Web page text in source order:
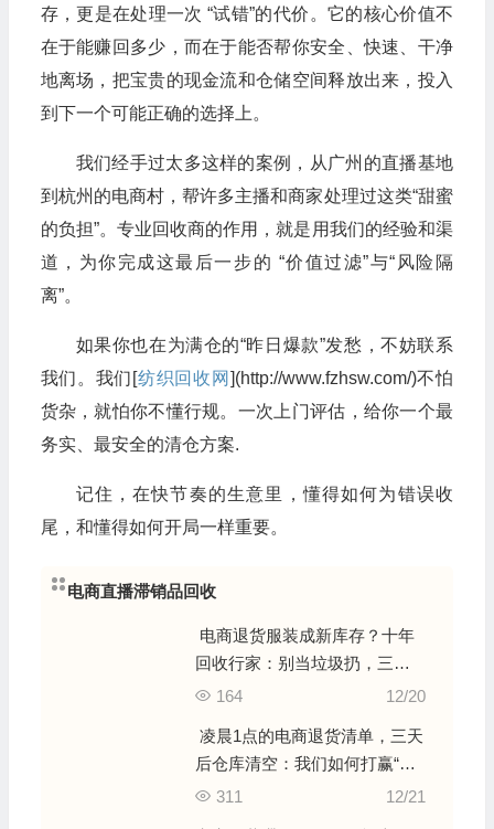
存，更是在处理一次 “试错”的代价。它的核心价值不
在于能赚回多少，而在于能否帮你安全、快速、干净
地离场，把宝贵的现金流和仓储空间释放出来，投入
到下一个可能正确的选择上。
我们经手过太多这样的案例，从广州的直播基地
到杭州的电商村，帮许多主播和商家处理过这类“甜蜜
的负担”。专业回收商的作用，就是用我们的经验和渠
道，为你完成这最后一步的 “价值过滤”与“风险隔
离”。
如果你也在为满仓的“昨日爆款”发愁，不妨联系
我们。我们[纺织回收网 ](http://www.fzhsw.com/)不怕
货杂，就怕你不懂行规。一次上门评估，给你一个最
务实、最安全的清仓方案.
记住，在快节奏的生意里，懂得如何为错误收
尾，和懂得如何开局一样重要。
电商直播滞销品回收
电商退货服装成新库存？十年
回收行家：别当垃圾扔，三步
教你“榨”出最后价值
12/20
164
凌晨1点的电商退货清单，三天
后仓库清空：我们如何打赢“零
散库存闪电战”
12/21
311